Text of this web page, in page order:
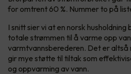
for omtrent 60 %. Nummer to på
I snitt sier vi at en norsk husholdning
totale strømmen til å varme opp
varmtvannsberederen. Det er altså
gir mye støtte til tiltak som
og oppvarming av vann.